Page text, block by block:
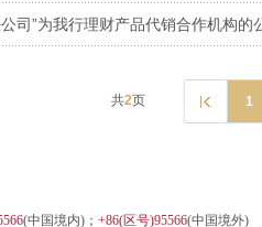
司”为我行理财产品代销合作机构的
共2页 1
(中国境内)； +86(区号)95566(中国境外)